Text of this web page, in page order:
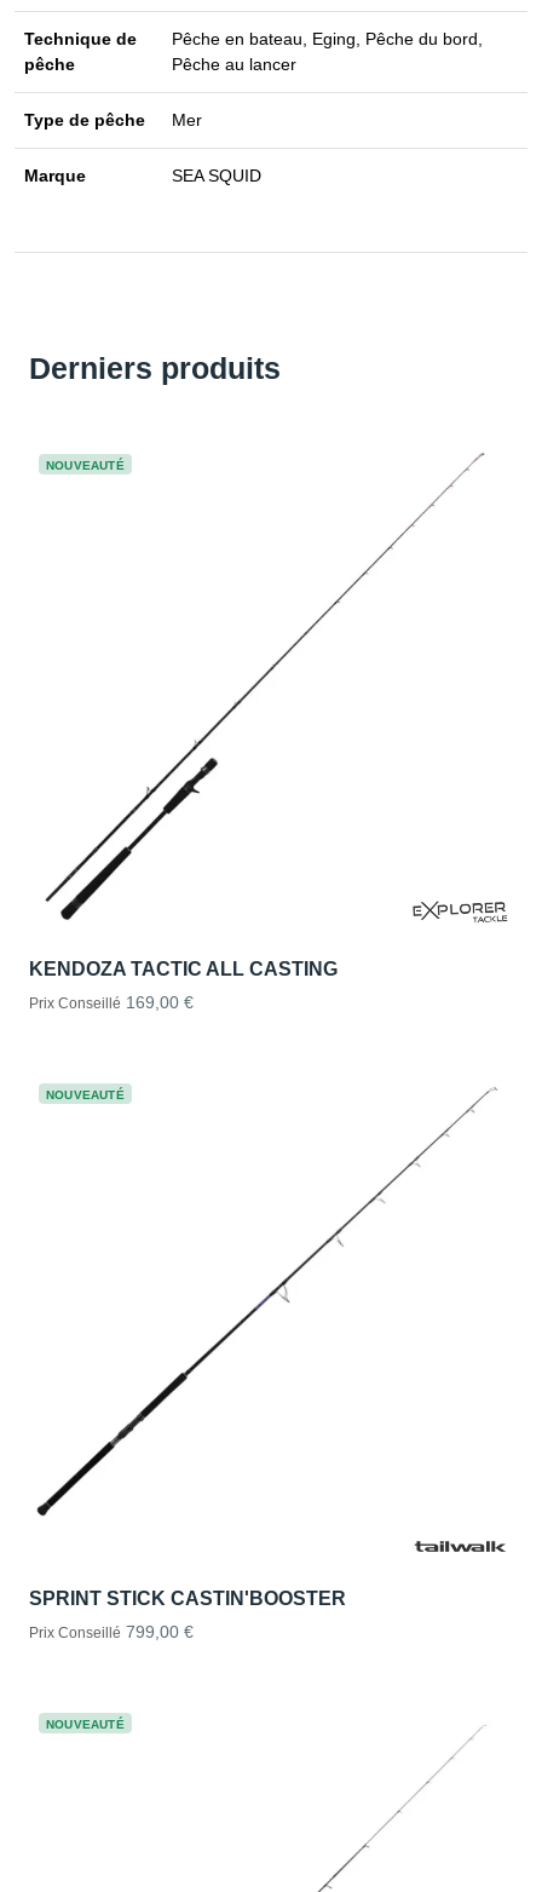
Technique de
pêche
Pêche en bateau, Eging, Pêche du bord,
Pêche au lancer
Type de pêche Mer
Marque SEA SQUID
Derniers produits
NOUVEAUTÉ
KENDOZA TACTIC ALL CASTING
Prix Conseillé 169,00 €
NOUVEAUTÉ
SPRINT STICK CASTIN'BOOSTER
Prix Conseillé 799,00 €
NOUVEAUTÉ